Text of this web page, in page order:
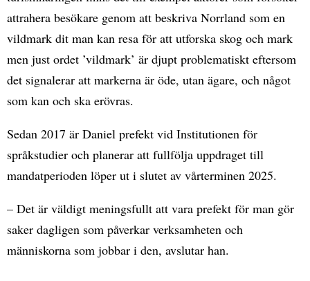
attrahera besökare genom att beskriva Norrland som en
vildmark dit man kan resa för att utforska skog och mark
men just ordet ’vildmark’ är djupt problematiskt eftersom
det signalerar att markerna är öde, utan ägare, och något
som kan och ska erövras.
Sedan 2017 är Daniel prefekt vid Institutionen för
språkstudier och planerar att fullfölja uppdraget till
mandatperioden löper ut i slutet av vårterminen 2025.
– Det är väldigt meningsfullt att vara prefekt för man gör
saker dagligen som påverkar verksamheten och
människorna som jobbar i den, avslutar han.